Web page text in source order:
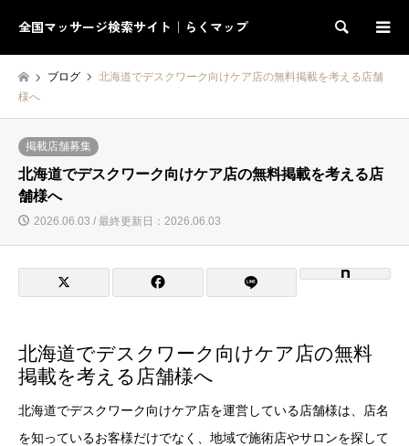
全国マッサージ検索サイト｜らくマップ 検索
ブログ
北海道でデスクワーク向けケア店の無料掲載を考える店舗
様へ
掲載店舗募集
北海道でデスクワーク向けケア店の無料掲載を考える店
舗様へ
2026.06.03 / 最終更新日：2026.06.03
北海道でデスクワーク向けケア店の無料
掲載を考える店舗様へ
北海道でデスクワーク向けケア店を運営している店舗様は、店名
を知っているお客様だけでなく、地域で施術店やサロンを探して